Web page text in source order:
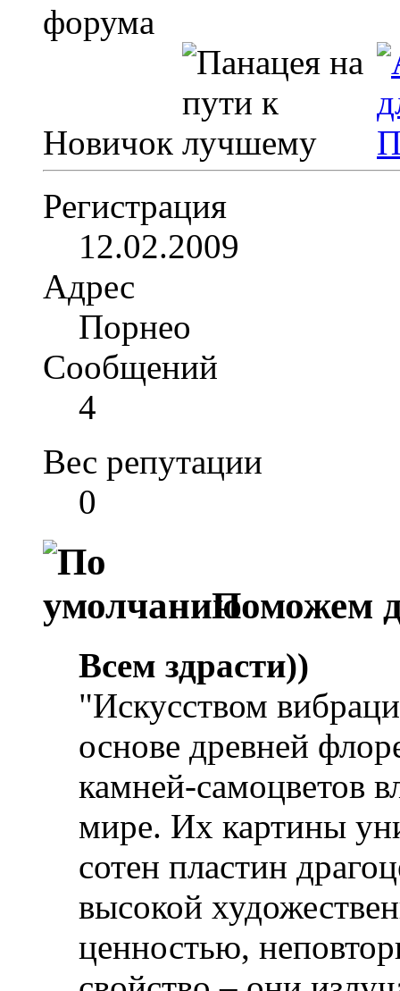
Новичок
Регистрация
12.02.2009
Адрес
Порнео
Сообщений
4
Вес репутации
0
Поможем
Всем здрасти))
"Искусством
основе древней
камней-самоцветов
мире. Их картины
сотен пластин
высокой
ценностью,